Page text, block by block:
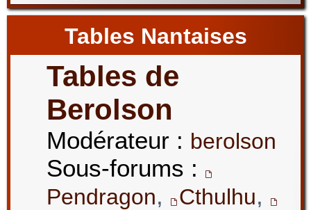
Tables Nantaises
Tables de
Berolson
Modérateur : berolson
Sous-forums :
Pendragon, Cthulhu,